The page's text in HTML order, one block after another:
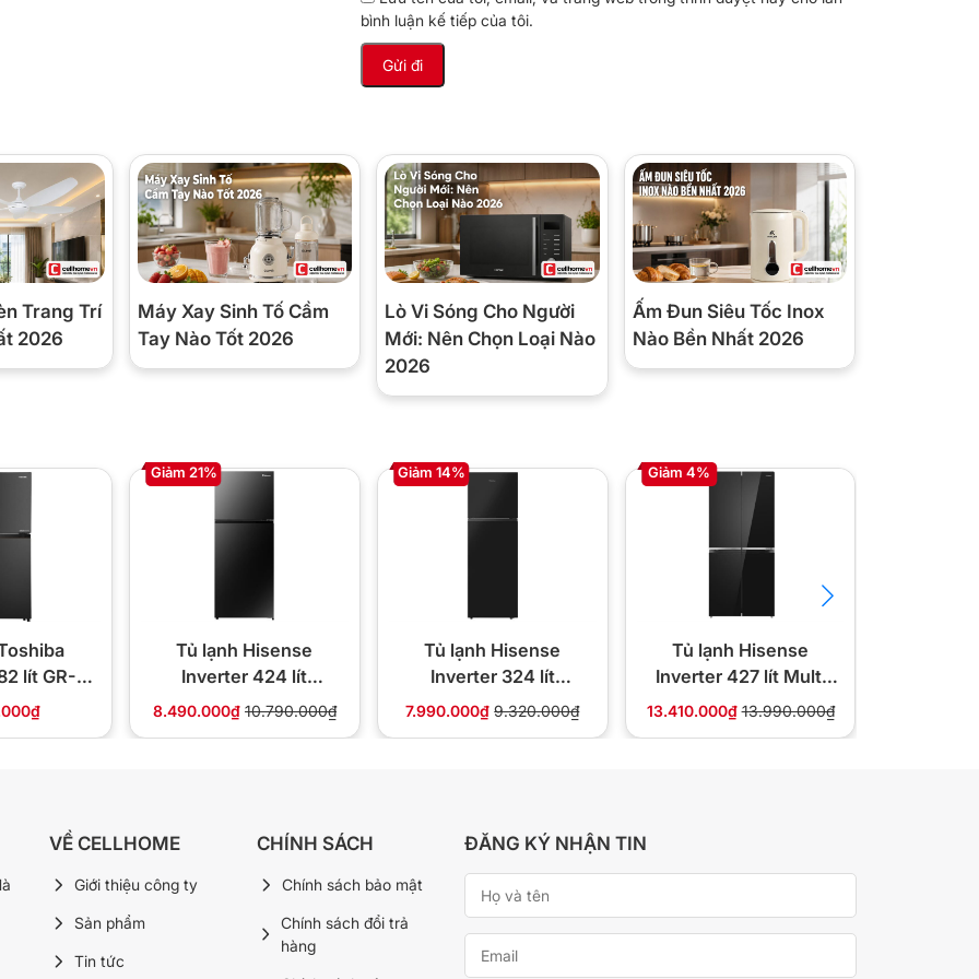
duy trì nhiệt độ ổn định bên trong tủ.
thời điểm tải thấp hoặc khi không cần làm
chi phí điện.
thực phẩm
độ không đồng đều.
hạn chế vi khuẩn và mùi hôi trong không
hơn.
tình trạng lẫn mùi giữa các nhóm thực phẩm
bình luận kế tiếp của tôi.
Trang Trí
2026
Máy Xay Sinh Tố Cầm
Tay Nào Tốt 2026
Lò Vi Sóng Cho Người
Mới: Nên Chọn Loại Nào
2026
Ấm Đun Siêu Tốc Inox
Nào Bền Nhất 2026
lít GR-
Giảm 21%
Tủ lạnh Hisense
Inverter 424 lít
RT549N4EBU
8.490.000₫ 10.790.000₫
Giảm 14%
Tủ lạnh Hisense
Inverter 324 lít
RT469N4EBU
7.990.000₫ 9.320.000₫
Giảm 4%
Tủ lạnh Hisense
Inverter 427 lít Multi
Door RQ559N4EBU
13.410.000₫ 13.990.000₫
VỀ CELLHOME
Giới thiệu công ty
Sản phẩm
Tin tức
CHÍNH SÁCH
Chính sách bảo mật
Chính sách đổi trả
hàng
ĐĂNG KÝ NHẬN TIN